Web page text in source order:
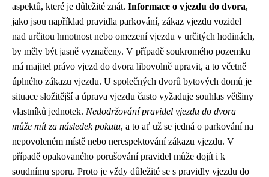
aspektů, které je důležité znát. Informace o vjezdu do dvora,
jako jsou například pravidla parkování, zákaz vjezdu vozidel
nad určitou hmotnost nebo omezení vjezdu v určitých hodinách,
by měly být jasně vyznačeny. V případě soukromého pozemku
má majitel právo vjezd do dvora libovolně upravit, a to včetně
úplného zákazu vjezdu. U společných dvorů bytových domů je
situace složitější a úprava vjezdu často vyžaduje souhlas většiny
vlastníků jednotek. Nedodržování pravidel vjezdu do dvora
může mít za následek pokutu, a to ať už se jedná o parkování na
nepovoleném místě nebo nerespektování zákazu vjezdu. V
případě opakovaného porušování pravidel může dojít i k
soudnímu sporu. Proto je vždy důležité se s pravidly vjezdu do